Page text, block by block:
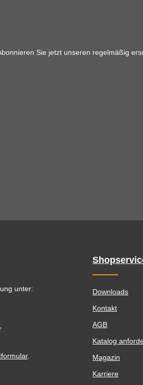
Sie jetzt unseren regelmäßig
unter:
.
Downloads
Kontakt
AGB
Katalog
Magazin
Karriere